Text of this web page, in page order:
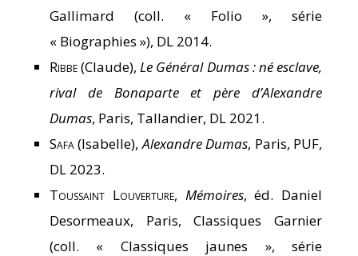
Gallimard (coll. « Folio », série
« Biographies »), DL 2014.
Ribbe(Claude),Le Général Dumas : né esclave,
rival de Bonaparte et père d’Alexandre
Dumas, Paris, Tallandier, DL 2021.
Safa(Isabelle),Alexandre Dumas, Paris, PUF,
DL 2023.
Toussaint Louverture, Mémoires, éd. Daniel
Desormeaux, Paris, Classiques Garnier
(coll. « Classiques jaunes », série